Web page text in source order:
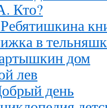
Кто?
в
дом
лев
день